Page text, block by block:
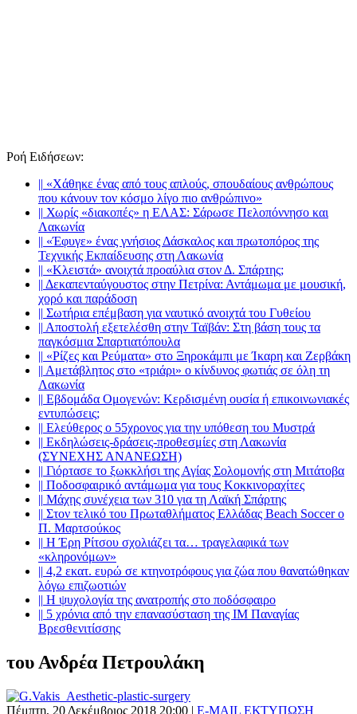
Ροή Ειδήσεων:
|| «Χάθηκε ένας από τους απλούς, σπουδαίους ανθρώπους
που κάνουν τον κόσμο λίγο πιο ανθρώπινο»
|| Χωρίς «διακοπές» η ΕΛΑΣ: Σάρωσε Πελοπόννησο και
Λακωνία
|| «Έφυγε» ένας γνήσιος Δάσκαλος και πρωτοπόρος της
Τεχνικής Εκπαίδευσης στη Λακωνία
|| «Κλειστά» ανοιχτά προαύλια στον Δ. Σπάρτης;
|| Δεκαπενταύγουστος στην Πετρίνα: Αντάμωμα με μουσική,
χορό και παράδοση
|| Σωτήρια επέμβαση για ναυτικό ανοιχτά του Γυθείου
|| Αποστολή εξετελέσθη στην Ταϊβάν: Στη βάση τους τα
παγκόσμια Σπαρτιατόπουλα
|| «Ρίζες και Ρεύματα» στο Ξηροκάμπι με Ίκαρη και Ζερβάκη
|| Αμετάβλητος στο «τριάρι» ο κίνδυνος φωτιάς σε όλη τη
Λακωνία
|| Εβδομάδα Ομογενών: Κερδισμένη ουσία ή επικοινωνιακές
εντυπώσεις;
|| Ελεύθερος ο 55χρονος για την υπόθεση του Μυστρά
|| Εκδηλώσεις-δράσεις-προθεσμίες στη Λακωνία
(ΣΥΝΕΧΗΣ ΑΝΑΝΕΩΣΗ)
|| Γιόρτασε το ξωκκλήσι της Αγίας Σολομονής στη Μιτάτοβα
|| Ποδοσφαιρικό αντάμωμα για τους Κοκκινοραχίτες
|| Μάχης συνέχεια των 310 για τη Λαϊκή Σπάρτης
|| Στον τελικό του Πρωταθλήματος Ελλάδας Beach Soccer ο
Π. Μαρτσούκος
|| Η Έρη Ρίτσου σχολιάζει τα… τραγελαφικά των
«κληρονόμων»
|| 4,2 εκατ. ευρώ σε κτηνοτρόφους για ζώα που θανατώθηκαν
λόγω επιζωοτιών
|| Η ψυχολογία της ανατροπής στο ποδόσφαιρο
|| 5 χρόνια από την επανασύσταση της ΙΜ Παναγίας
Βρεσθενιτίσσης
του Ανδρέα Πετρουλάκη
Πέμπτη, 20 Δεκέμβριος 2018 20:00 | E-MAIL ΕΚΤΥΠΩΣΗ